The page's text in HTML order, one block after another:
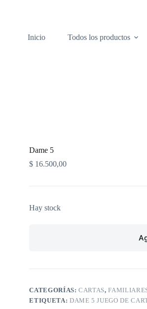
Inicio
Todos los productos
Dame 5
$ 16.500,00
Hay stock
CATEGORÍAS:CARTAS,
ETIQUETA: DAME 5 JUEGO DE